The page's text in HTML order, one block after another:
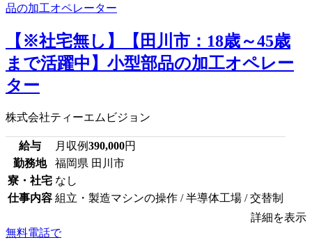
【※社宅無し】【田川市：18歳～45歳
まで活躍中】小型部品の加工オペレー
ター
株式会社ティーエムビジョン
給与 月収例390,000円
勤務地
福岡県 田川市
寮・社宅 なし
仕事内容 組立・製造マシンの操作 / 半導体工場 / 交替制
詳細を表示
無料電話で